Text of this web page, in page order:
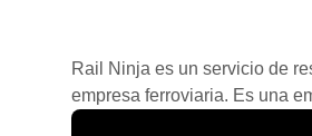
Rail Ninja es un servicio de
empresa ferroviaria. Es una